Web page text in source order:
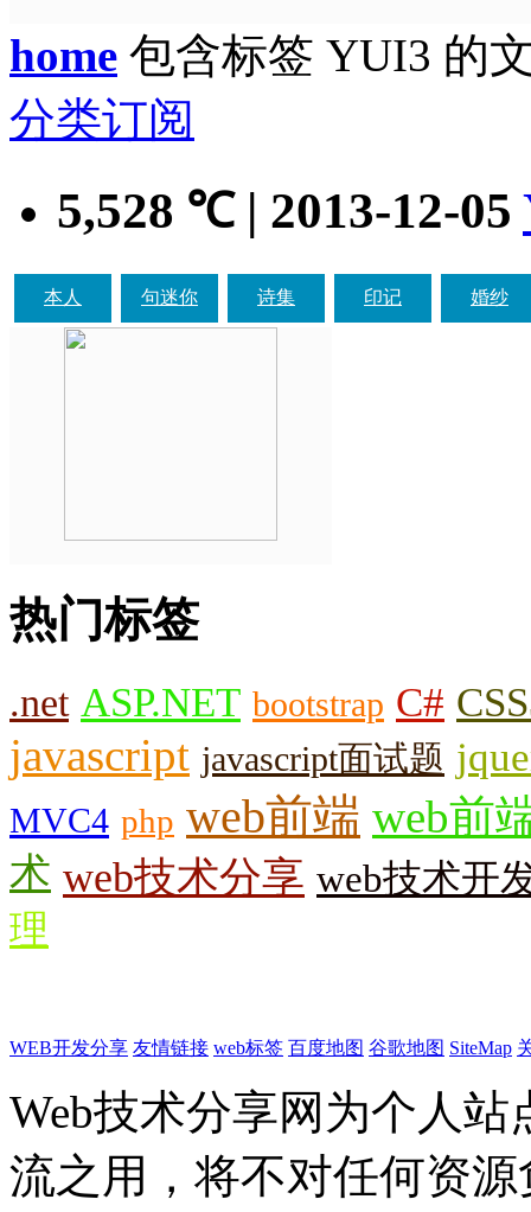
home 包含标签 YUI3 的
分类订阅
5,528 ℃ | 2013-12-05
本人 句迷你 诗集 印记 婚纱
热门标签
.net ASP.NET bootstrap C#
javascript javascript面试题
MVC4 php web前端 web前
术 web技术分享 web技术开
理
WEB开发分享 友情链接 web标签 百度地图 谷歌地图 SiteMap
Web技术分享网为个人
流之用，将不对任何资